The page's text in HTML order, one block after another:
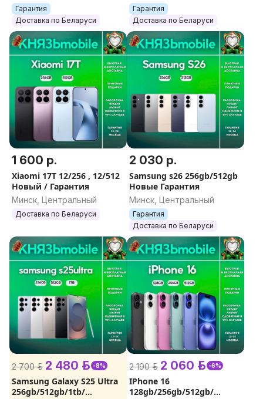
Гарантия
Доставка по Беларуси
Гарантия
Доставка по Беларуси
1 600 р.
Xiaomi 17T 12/256 , 12/512
Новый / Гарантия
Минск, Центральный
Доставка по Беларуси
2 030 р.
Samsung s26 256gb/512gb
Новые Гарантия
Минск, Центральный
Гарантия
Доставка по Беларуси
2 700 р. 2 480 р. -8%
Samsung Galaxy S25 Ultra
256gb/512gb/1tb/
2 190 р. 2 060 р. -6%
IPhone 16
128gb/256gb/512gb/